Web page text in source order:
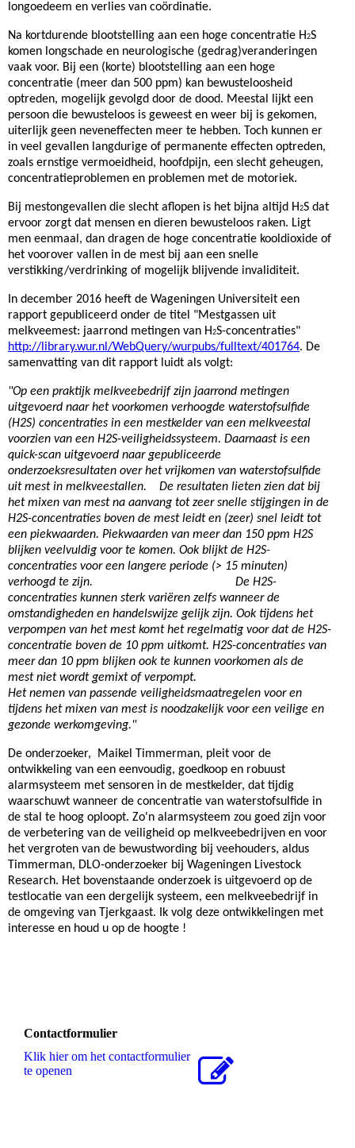
longoedeem en verlies van coördinatie.
Na kortdurende blootstelling aan een hoge concentratie H2S
komen longschade en neurologische (gedrag)veranderingen
vaak voor. Bij een (korte) blootstelling aan een hoge
concentratie (meer dan 500 ppm) kan bewusteloosheid
optreden, mogelijk gevolgd door de dood. Meestal lijkt een
persoon die bewusteloos is geweest en weer bij is gekomen,
uiterlijk geen neveneffecten meer te hebben. Toch kunnen er
in veel gevallen langdurige of permanente effecten optreden,
zoals ernstige vermoeidheid, hoofdpijn, een slecht geheugen,
concentratieproblemen en problemen met de motoriek.
Bij mestongevallen die slecht aflopen is het bijna altijd H2S dat
ervoor zorgt dat mensen en dieren bewusteloos raken. Ligt
men eenmaal, dan dragen de hoge concentratie kooldioxide of
het voorover vallen in de mest bij aan een snelle
verstikking/verdrinking of mogelijk blijvende invaliditeit.
In december 2016 heeft de Wageningen Universiteit een
rapport gepubliceerd onder de titel "Mestgassen uit
melkveemest: jaarrond metingen van H2S-concentraties"
http://library.wur.nl/WebQuery/wurpubs/fulltext/401764. De
samenvatting van dit rapport luidt als volgt:
"Op een praktijk melkveebedrijf zijn jaarrond metingen
uitgevoerd naar het voorkomen verhoogde waterstofsulfide
(H2S) concentraties in een mestkelder van een melkveestal
voorzien van een H2S-veiligheidssysteem. Daarnaast is een
quick-scan uitgevoerd naar gepubliceerde
onderzoeksresultaten over het vrijkomen van waterstofsulfide
uit mest in melkveestallen. De resultaten lieten zien dat bij
het mixen van mest na aanvang tot zeer snelle stijgingen in de
H2S-concentraties boven de mest leidt en (zeer) snel leidt tot
een piekwaarden. Piekwaarden van meer dan 150 ppm H2S
blijken veelvuldig voor te komen. Ook blijkt de H2S-
concentraties voor een langere periode (> 15 minuten)
verhoogd te zijn. De H2S-
concentraties kunnen sterk variëren zelfs wanneer de
omstandigheden en handelswijze gelijk zijn. Ook tijdens het
verpompen van het mest komt het regelmatig voor dat de H2S-
concentratie boven de 10 ppm uitkomt. H2S-concentraties van
meer dan 10 ppm blijken ook te kunnen voorkomen als de
mest niet wordt gemixt of verpompt.
Het nemen van passende veiligheidsmaatregelen voor en
tijdens het mixen van mest is noodzakelijk voor een veilige en
gezonde werkomgeving."
De onderzoeker, Maikel Timmerman, pleit voor de
ontwikkeling van een eenvoudig, goedkoop en robuust
alarmsysteem met sensoren in de mestkelder, dat tijdig
waarschuwt wanneer de concentratie van waterstofsulfide in
de stal te hoog oploopt. Zo'n alarmsysteem zou goed zijn voor
de verbetering van de veiligheid op melkveebedrijven en voor
het vergroten van de bewustwording bij veehouders, aldus
Timmerman, DLO-onderzoeker bij Wageningen Livestock
Research. Het bovenstaande onderzoek is uitgevoerd op de
testlocatie van een dergelijk systeem, een melkveebedrijf in
de omgeving van Tjerkgaast. Ik volg deze ontwikkelingen met
interesse en houd u op de hoogte !
Contactformulier
Klik hier om het contactformulier
te openen